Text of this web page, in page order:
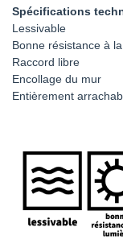
Spécifications
Lessivable
Bonne résistance à
Raccord libre
Encollage du mur
Entièrement